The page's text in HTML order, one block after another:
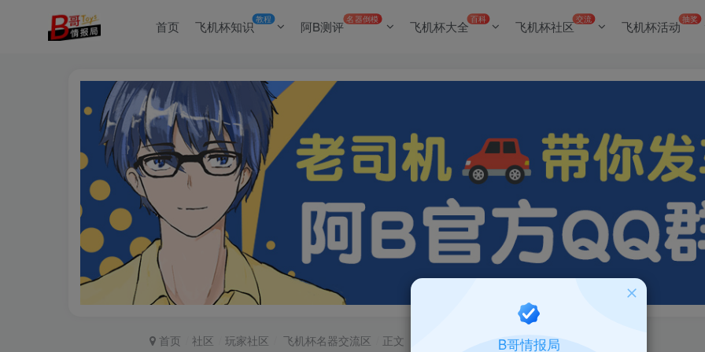
首页 飞机杯知识教程 阿B测评 名器倒模 飞机杯大全百科 飞机杯社区交流 飞机杯活动抽奖
首页 社区 玩家社区 飞机杯名器交流区 正文 B哥情报局